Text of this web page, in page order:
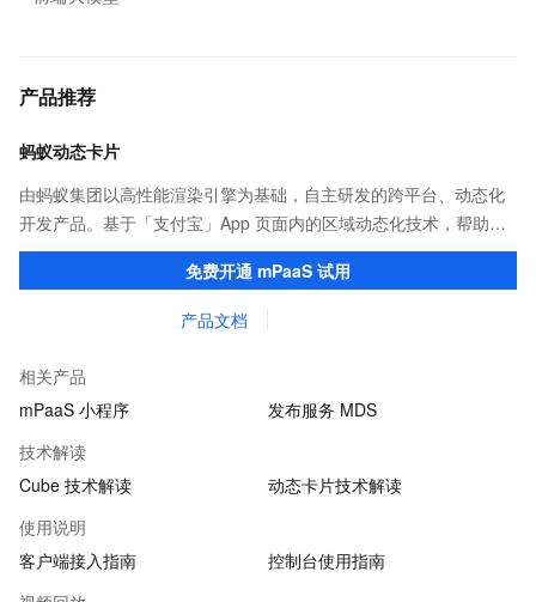
产品推荐
蚂蚁动态卡片
由蚂蚁集团以高性能渲染引擎为基础，自主研发的跨平台、动态化
开发产品。基于「支付宝」App 页面内的区域动态化技术，帮助客
户提升研发效率的同时，追求轻量、流畅的 App 性能体验。
免费开通 mPaaS 试用
产品文档
相关产品
mPaaS 小程序
发布服务 MDS
技术解读
Cube 技术解读
动态卡片技术解读
使用说明
客户端接入指南
控制台使用指南